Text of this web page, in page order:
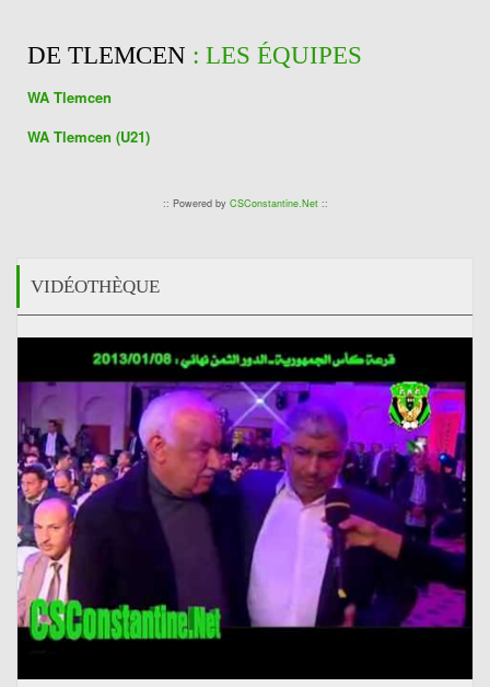
DE TLEMCEN : LES ÉQUIPES
WA Tlemcen
WA Tlemcen (U21)
:: Powered by CSConstantine.Net::
VIDÉOTHÈQUE